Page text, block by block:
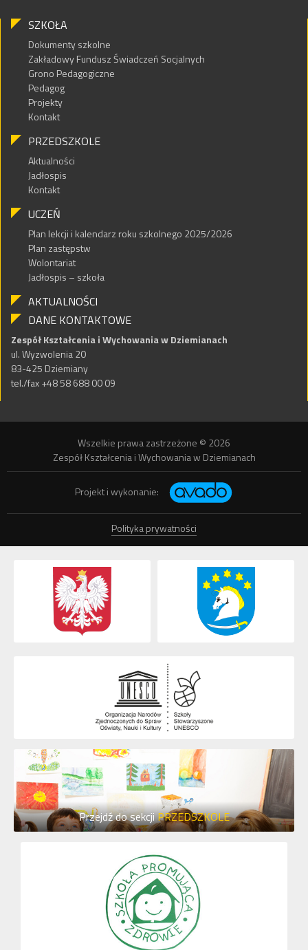
SZKOŁA
Dokumenty szkolne
Zakładowy Fundusz Świadczeń Socjalnych
Grono Pedagogiczne
Pedagog
Projekty
Kontakt
PRZEDSZKOLE
Aktualności
Jadłospis
Kontakt
UCZEŃ
Plan lekcji i kalendarz roku szkolnego 2025/2026
Plan zastępstw
Wolontariat
Jadłospis – szkoła
AKTUALNOŚCI
DANE KONTAKTOWE
Zespół Kształcenia i Wychowania w Dziemianach
ul. Wyzwolenia 20
83-425 Dziemiany
tel./fax +48 58 688 00 09
Wszelkie prawa zastrzeżone © 2026
Zespół Kształcenia i Wychowania w Dziemianach
Projekt i wykonanie:
Polityka prywatności
Przejdź do sekcjiPRZEDSZKOLE